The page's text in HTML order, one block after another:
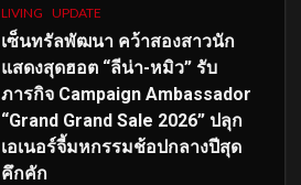
LIVING UPDATE
เซ็นทรัลพัฒนา คว้าสองสาวนัก
แสดงสุดฮอต “ลีน่า-หมิว” รับ
ภารกิจ Campaign Ambassador
“Grand Grand Sale 2026” ปลุก
เอเนอร์จี้มหกรรมช้อปกลางปีสุด
คึกคัก